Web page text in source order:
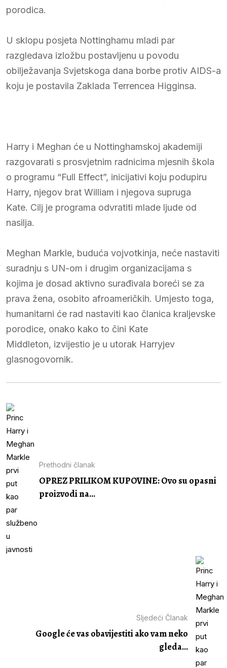
porodica.
U sklopu posjeta Nottinghamu mladi par
razgledava izložbu postavljenu u povodu
obilježavanja Svjetskoga dana borbe protiv AIDS-a
koju je postavila Zaklada Terrencea Higginsa.
Harry i Meghan će u Nottinghamskoj akademiji
razgovarati s prosvjetnim radnicima mjesnih škola
o programu “Full Effect”, inicijativi koju podupiru
Harry, njegov brat William i njegova supruga
Kate. Cilj je programa odvratiti mlade ljude od
nasilja.
Meghan Markle, buduća vojvotkinja, neće nastaviti
suradnju s UN-om i drugim organizacijama s
kojima je dosad aktivno surađivala boreći se za
prava žena, osobito afroameričkih. Umjesto toga,
humanitarni će rad nastaviti kao članica kraljevske
porodice, onako kako to čini Kate
Middleton, izvijestio je u utorak Harryjev
glasnogovornik.
Prethodni članak
OPREZ PRILIKOM KUPOVINE: Ovo su opasni
proizvodi na...
Sljedeći Članak
Google će vas obavijestiti ako vam neko
gleda...